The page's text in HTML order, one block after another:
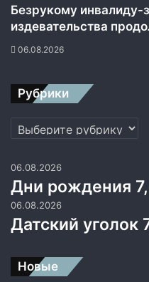
р
и
о
и
Безрукому инвалиду-
издевательства
06.08.2026
Рубрики
Рубрики
06.08.2026
Дни рождения 7,
06.08.2026
Датский уголок
Новые